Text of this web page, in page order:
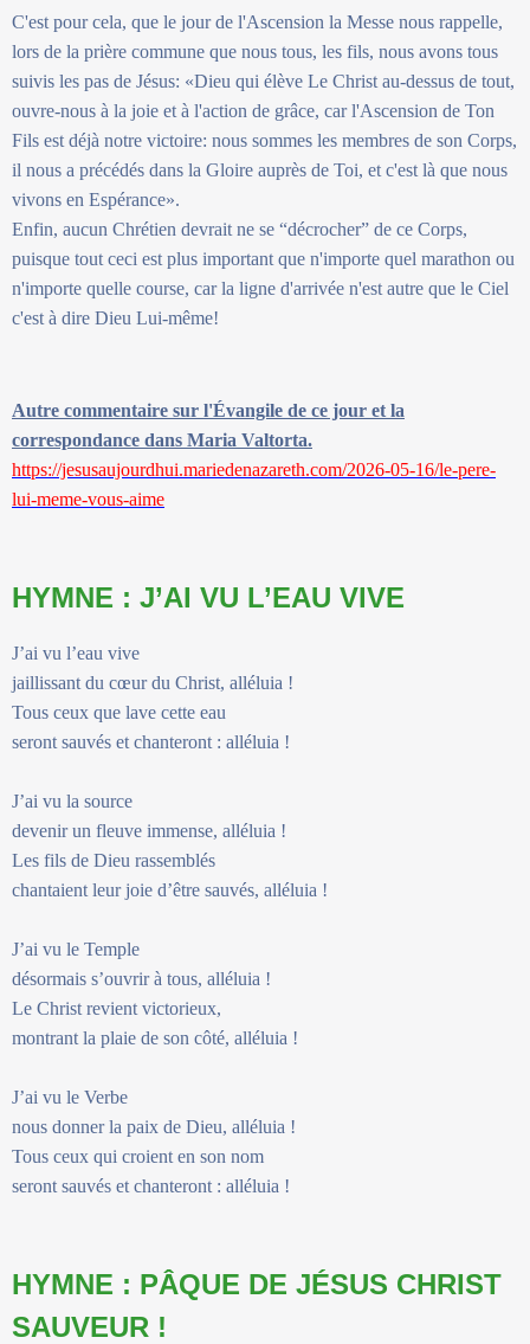
C'est pour cela, que le jour de l'Ascension la Messe nous rappelle,
lors de la prière commune que nous tous, les fils, nous avons tous
suivis les pas de Jésus: «Dieu qui élève Le Christ au-dessus de tout,
ouvre-nous à la joie et à l'action de grâce, car l'Ascension de Ton
Fils est déjà notre victoire: nous sommes les membres de son Corps,
il nous a précédés dans la Gloire auprès de Toi, et c'est là que nous
vivons en Espérance».
Enfin, aucun Chrétien devrait ne se “décrocher” de ce Corps,
puisque tout ceci est plus important que n'importe quel marathon ou
n'importe quelle course, car la ligne d'arrivée n'est autre que le Ciel
c'est à dire Dieu Lui-même!
Autre commentaire sur l'Évangile de ce jour et la
correspondance dans Maria Valtorta.
https://jesusaujourdhui.mariedenazareth.com/2026-05-16/le-pere-
lui-meme-vous-aime
HYMNE : J’AI VU L’EAU VIVE
J’ai vu l’eau vive
jaillissant du cœur du Christ, alléluia !
Tous ceux que lave cette eau
seront sauvés et chanteront : alléluia !
J’ai vu la source
devenir un fleuve immense, alléluia !
Les fils de Dieu rassemblés
chantaient leur joie d’être sauvés, alléluia !
J’ai vu le Temple
désormais s’ouvrir à tous, alléluia !
Le Christ revient victorieux,
montrant la plaie de son côté, alléluia !
J’ai vu le Verbe
nous donner la paix de Dieu, alléluia !
Tous ceux qui croient en son nom
seront sauvés et chanteront : alléluia !
HYMNE : PÂQUE DE JÉSUS CHRIST
SAUVEUR !